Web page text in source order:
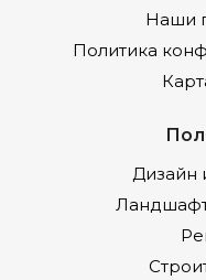
Наши
Политика
Дизайн